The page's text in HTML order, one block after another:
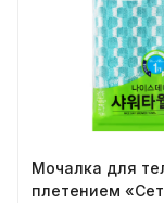
Мочалка для
плетением